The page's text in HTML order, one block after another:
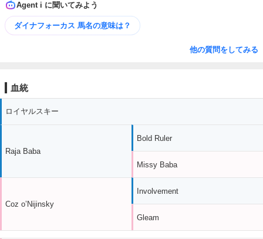
Agent i に聞いてみよう
ダイナフォーカス 馬名の意味は？
他の質問をしてみる
血統
ロイヤルスキー
Raja Baba
Coz o’Nijinsky
Bold Ruler
Missy Baba
Involvement
Gleam